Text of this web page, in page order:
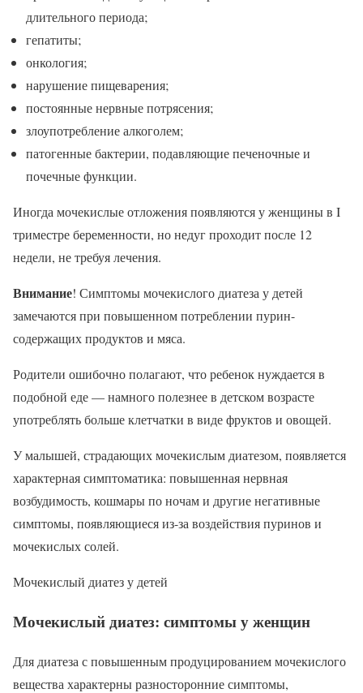
длительного периода;
гепатиты;
онкология;
нарушение пищеварения;
постоянные нервные потрясения;
злоупотребление алкоголем;
патогенные бактерии, подавляющие печеночные и
почечные функции.
Иногда мочекислые отложения появляются у женщины в I
триместре беременности, но недуг проходит после 12
недели, не требуя лечения.
Внимание! Симптомы мочекислого диатеза у детей
замечаются при повышенном потреблении пурин-
содержащих продуктов и мяса.
Родители ошибочно полагают, что ребенок нуждается в
подобной еде — намного полезнее в детском возрасте
употреблять больше клетчатки в виде фруктов и овощей.
У малышей, страдающих мочекислым диатезом, появляется
характерная симптоматика: повышенная нервная
возбудимость, кошмары по ночам и другие негативные
симптомы, появляющиеся из-за воздействия пуринов и
мочекислых солей.
Мочекислый диатез у детей
Мочекислый диатез: симптомы у женщин
Для диатеза с повышенным продуцированием мочекислого
вещества характерны разносторонние симптомы,